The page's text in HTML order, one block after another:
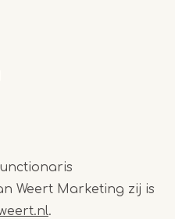
Weert Marketing zij is
.